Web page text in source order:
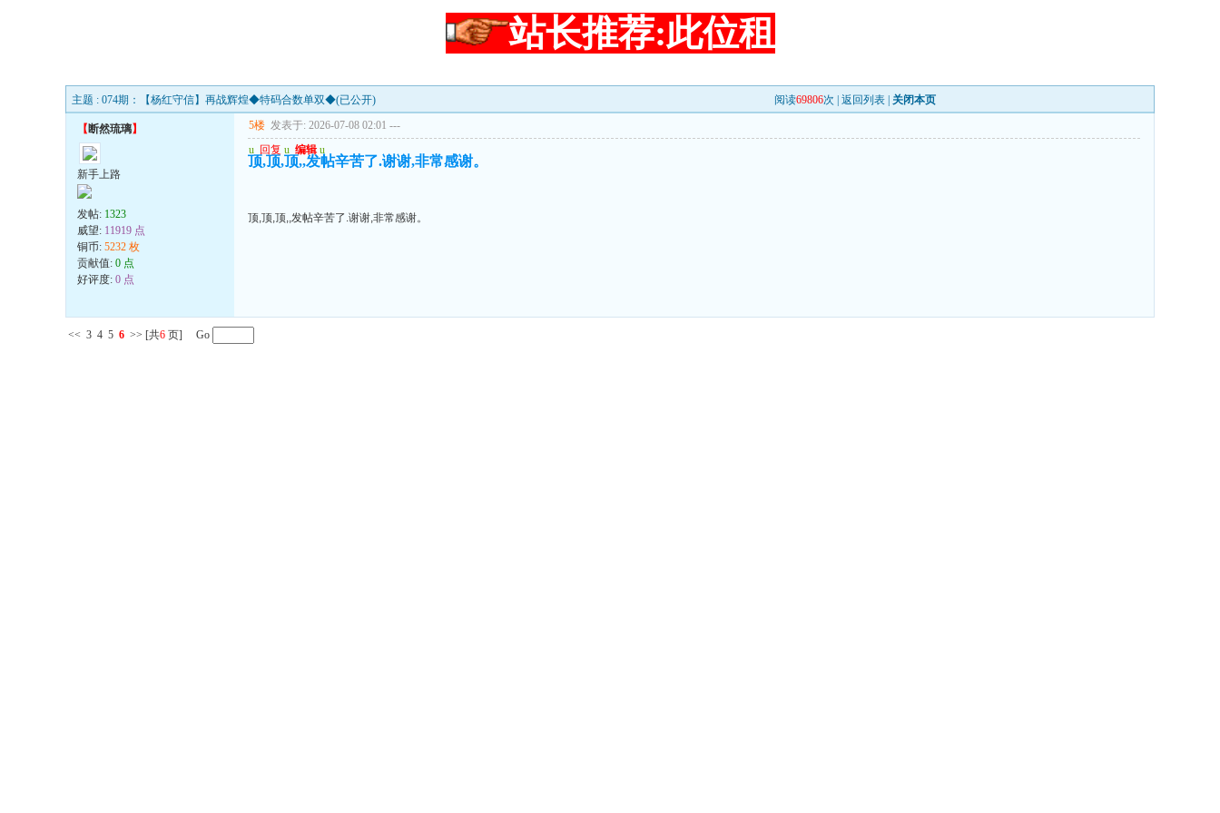
站长推荐:此位租
主题 : 074期：【杨红守信】再战辉煌◆特码合数单双◆(已公开) 阅读69806次 | 返回列表 关闭本页
【 断然琉璃】
新手上路
发帖: 1323
威望: 11919 点
铜币: 5232 枚
贡献值: 0 点
好评度: 0 点
5楼 发表于: 2026-07-08 02:01 ---
u 回复 u 编辑 u
顶,顶,顶,,发帖辛苦了.谢谢,非常感谢。
顶,顶,顶,,发帖辛苦了.谢谢,非常感谢。
<< 3 4 5 6 >> [共6 页] Go